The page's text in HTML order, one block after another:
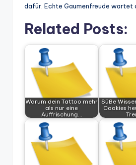
dafür. Echte Gaumenfreude wartet
Related Posts:
Warum dein Tattoo mehr
als nur eine
Auffrischung…
Süße
Cookies